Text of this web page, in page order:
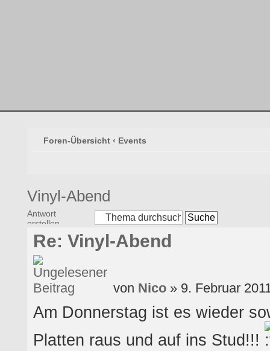
Foren-Übersicht ‹ Events
Vinyl-Abend
Antwort
erstellen
Re: Vinyl-Abend
von Nico » 9. Februar
Am Donnerstag ist es wieder
Platten raus und auf ins Stud!!!